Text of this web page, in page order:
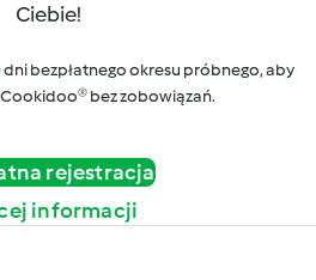
Ciebie!
bezpłatnego okresu próbnego, aby
bez zobowiązań.
rejestracja
informacji